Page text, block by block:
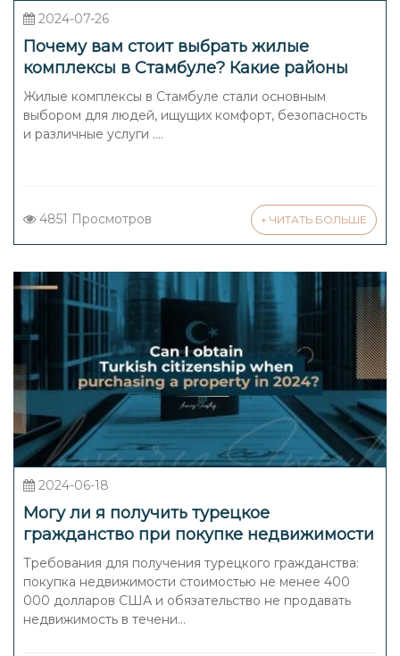
2024-07-26
Почему вам стоит выбрать жилые
комплексы в Стамбуле? Какие районы
Стамбула являются лучшими для жилья
в 2024-2025 годах?
Жилые комплексы в Стамбуле стали основным
выбором для людей, ищущих комфорт, безопасность
и различные услуги ....
4851 Просмотров + ЧИТАТЬ БОЛЬШЕ
2024-06-18
Могу ли я получить турецкое
гражданство при покупке недвижимости
в 2024 году?
Требования для получения турецкого гражданства:
покупка недвижимости стоимостью не менее 400
000 долларов США и обязательство не продавать
недвижимость в течени...